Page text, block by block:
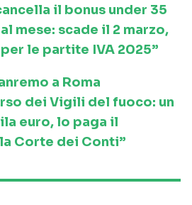
il bonus under 35
mese: scade il 2 marzo,
le partite IVA 2025”
a Roma
dei Vigili del fuoco: un
euro, lo paga il
Corte dei Conti”